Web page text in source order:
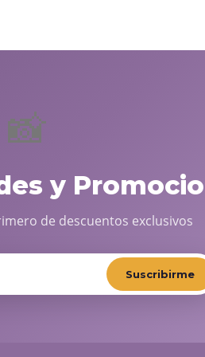
📸
y
de descuentos exclusivos
Suscribirme